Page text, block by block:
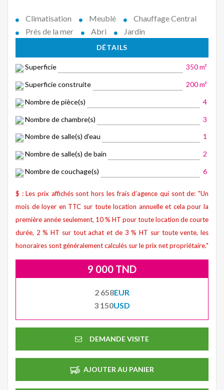
Climatisation Meublé
Chauffage Central
Prés de la mer
Abri Jardin
DÉTAILS
Superficie 350 m²
Superficie construite 200 m²
Nombre de pièce(s) 4
Nombre de chambre(s) 3
Nombre de salle(s) d’eau 1
Nombre de salle(s) de bain 2
Nombre de couchage(s) 6
$ : Les prix affichés sont hors les frais d’agence qui sont de: "Un
mois de loyer en TTC sur toute location annuelle et cela pour la
première année seulement, 10 % HT pour toute location de courte
durée, 2 % HT sur tout achat et de 3 % HT sur toute vente, les
honoraires sont généralement calculés sur le prix net propriétaire."
9 000 TND
2 658EUR
3 150USD
DEMANDE VISITE
AJOUTER AU PANIER